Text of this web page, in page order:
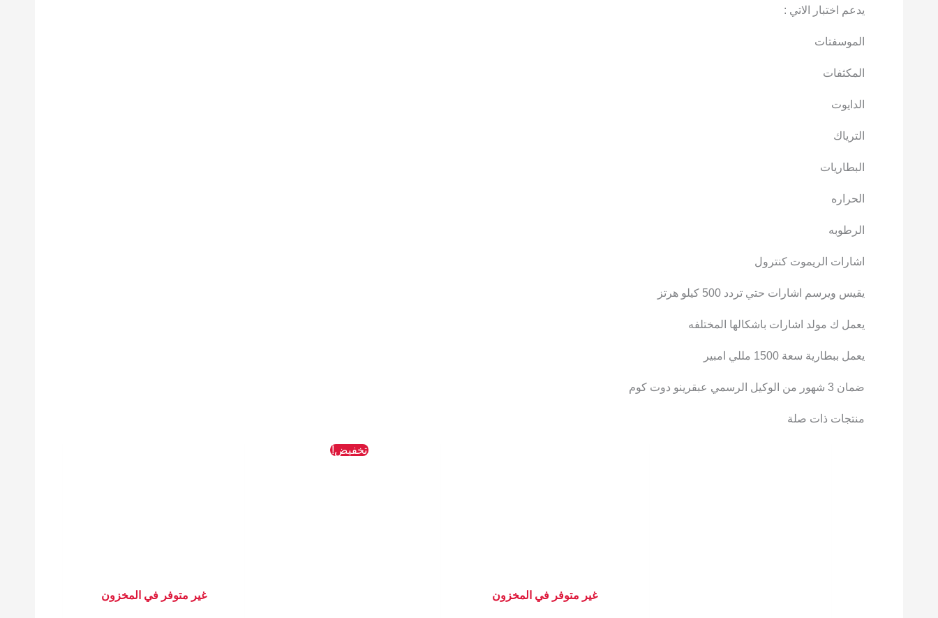
يدعم اختبار الاتي :
الموسفتات
المكثفات
الدايوت
الترياك
البطاريات
الحراره
الرطوبه
اشارات الريموت كنترول
يقيس ويرسم اشارات حتي تردد 500 كيلو هرتز
يعمل ك مولد اشارات باشكالها المختلفه
يعمل ببطارية سعة 1500 مللي امبير
ضمان 3 شهور من الوكيل الرسمي عبقرينو دوت كوم
منتجات ذات صلة
غير متوفر في المخزون
تخفيض!
السعر
الأصلي
غير متوفر في المخزون